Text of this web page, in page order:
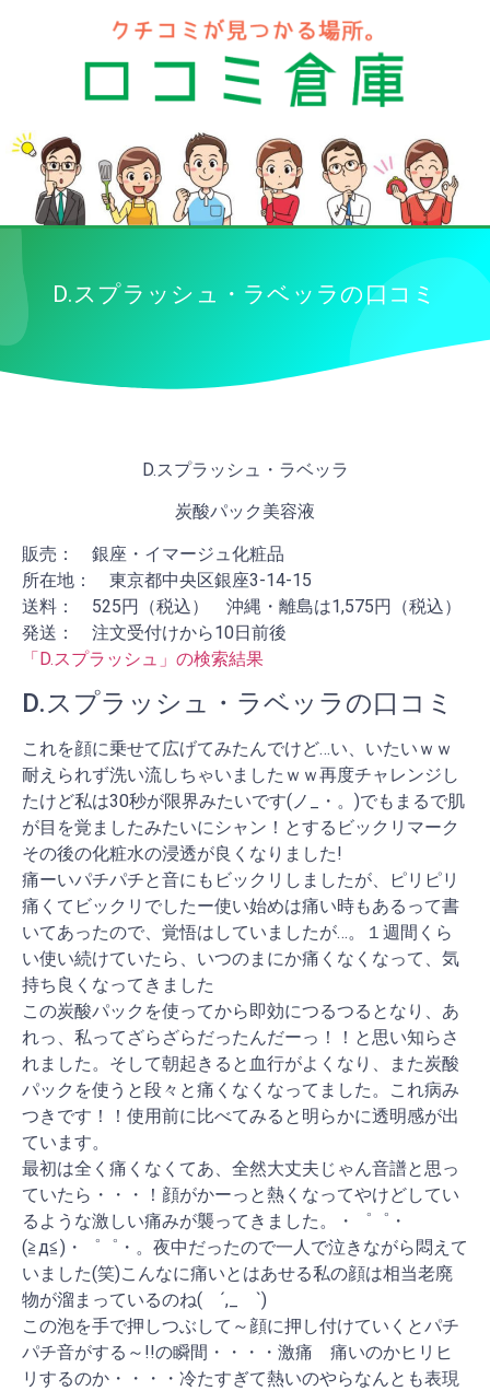
D.スプラッシュ・ラベッラの口コミ
D.スプラッシュ・ラベッラ
炭酸パック美容液
販売： 銀座・イマージュ化粧品
所在地： 東京都中央区銀座3-14-15
送料： 525円（税込） 沖縄・離島は1,575円（税込）
発送： 注文受付けから10日前後
「D.スプラッシュ」の検索結果
D.スプラッシュ・ラベッラの口コミ
これを顔に乗せて広げてみたんでけど…い、いたいｗｗ
耐えられず洗い流しちゃいましたｗｗ再度チャレンジし
たけど私は30秒が限界みたいです(ノ_・。)でもまるで肌
が目を覚ましたみたいにシャン！とするビックリマーク
その後の化粧水の浸透が良くなりました!
痛ーいパチパチと音にもビックリしましたが、ピリピリ
痛くてビックリでしたー使い始めは痛い時もあるって書
いてあったので、覚悟はしていましたが…。１週間くら
い使い続けていたら、いつのまにか痛くなくなって、気
持ち良くなってきました
この炭酸パックを使ってから即効につるつるとなり、あ
れっ、私ってざらざらだったんだーっ！！と思い知らさ
れました。そして朝起きると血行がよくなり、また炭酸
パックを使うと段々と痛くなくなってました。これ病み
つきです！！使用前に比べてみると明らかに透明感が出
ています。
最初は全く痛くなくてあ、全然大丈夫じゃん音譜と思っ
ていたら・・・！顔がかーっと熱くなってやけどしてい
るような激しい痛みが襲ってきました。・゜゜・
(≧д≦)・゜゜・。夜中だったので一人で泣きながら悶えて
いました(笑)こんなに痛いとはあせる私の顔は相当老廃
物が溜まっているのね( ´,_ゝ`)
この泡を手で押しつぶして～顔に押し付けていくとパチ
パチ音がする～!!の瞬間・・・・激痛 痛いのかヒリヒ
リするのか・・・・冷たすぎて熱いのやらなんとも表現